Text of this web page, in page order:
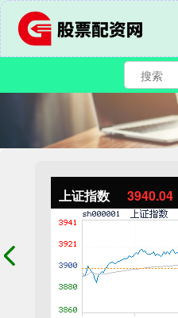
上证指数 3940.04